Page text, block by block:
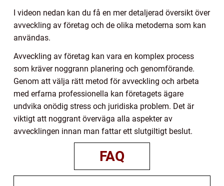
I videon nedan kan du få en mer detaljerad översikt över
avveckling av företag och de olika metoderna som kan
användas.
Avveckling av företag kan vara en komplex process
som kräver noggrann planering och genomförande.
Genom att välja rätt metod för avveckling och arbeta
med erfarna professionella kan företagets ägare
undvika onödig stress och juridiska problem. Det är
viktigt att noggrant överväga alla aspekter av
avvecklingen innan man fattar ett slutgiltigt beslut.
FAQ